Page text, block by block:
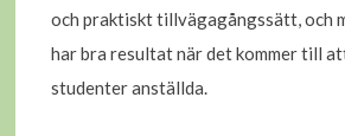
och praktiskt tillvägagångssätt, och
har bra resultat när det kommer till
studenter anställda.